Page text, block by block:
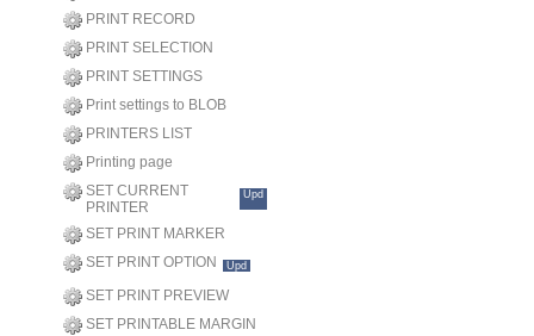
PRINT RECORD
PRINT SELECTION
PRINT SETTINGS
Print settings to BLOB
PRINTERS LIST
Printing page
SET CURRENT
PRINTER
Upd
SET PRINT MARKER
SET PRINT OPTION
Upd
SET PRINT PREVIEW
SET PRINTABLE MARGIN